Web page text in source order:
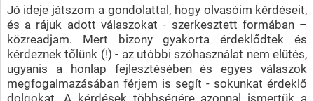
Jó ideje játszom a gondolattal, hogy olvasóim kérdéseit,
és a rájuk adott válaszokat - szerkesztett formában –
közreadjam. Mert bizony gyakorta érdeklődtek és
kérdeznek tőlünk (!) - az utóbbi szóhasználat nem elütés,
ugyanis a honlap fejlesztésében és egyes válaszok
megfogalmazásában férjem is segít - sokunkat érdeklő
dolgokat. A kérdések többségére azonnal ismertük a